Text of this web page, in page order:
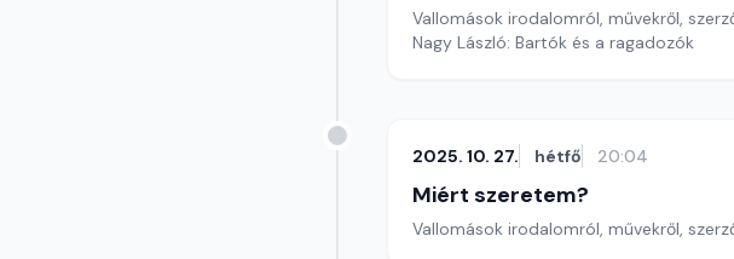
Vallomások irodalomról, művekről,
Nagy László: Bartók és a ragadozók
2025. 10. 27. hétfő 20:04
Miért szeretem?
Vallomások irodalomról, művekről,